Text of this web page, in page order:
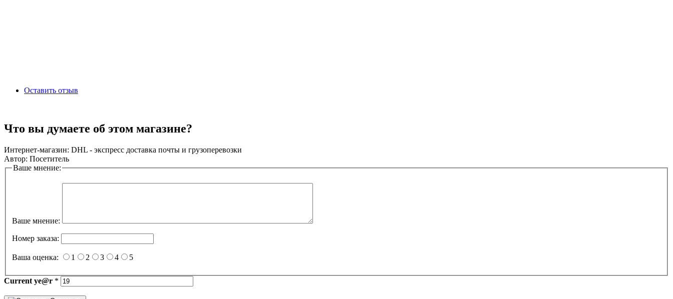
Оставить отзыв
Что вы думаете об этом магазине?
Интернет-магазин: DHL - экспресс доставка почты и грузоперевозки
Автор: Посетитель
Ваше мнение:
Ваше мнение:
Номер заказа:
Ваша оценка: 1 2 3 4 5
Current ye@r *